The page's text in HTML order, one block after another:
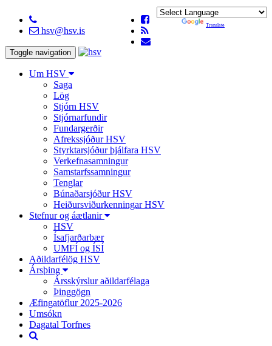
hsv@hsv.is
Translate
Toggle navigation
Um HSV
Saga
Lög
Stjórn HSV
Stjórnarfundir
Fundargerðir
Afrekssjóður HSV
Styrktarsjóður þjálfara HSV
Verkefnasamningur
Samstarfssamningur
Tenglar
Búnaðarsjóður HSV
Heiðursviðurkenningar HSV
Stefnur og áætlanir
HSV
Ísafjarðarbær
UMFÍ og ÍSÍ
Aðildarfélög HSV
Ársþing
Ársskýrslur aðildarfélaga
Þinggögn
Æfingatöflur 2025-2026
Umsókn
Dagatal Torfnes